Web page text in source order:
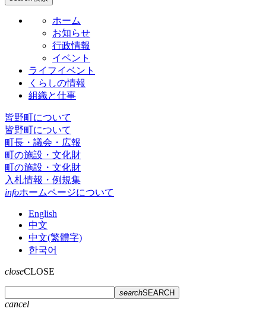
ホーム
お知らせ
行政情報
イベント
ライフイベント
くらしの情報
組織と仕事
皆野町について
皆野町について
町長・議会・広報
町の施設・文化財
町の施設・文化財
入札情報・例規集
infoホームページについて
English
中文
中文(繁體字)
한국어
closeCLOSE
searchSEARCH
cancel